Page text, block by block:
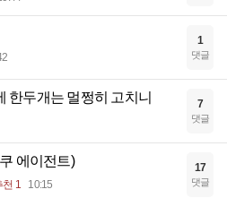
1
댓글
한두개는 멀쩡히 고치니 7
댓글
에이전트)
천 1 10:15
17
댓글